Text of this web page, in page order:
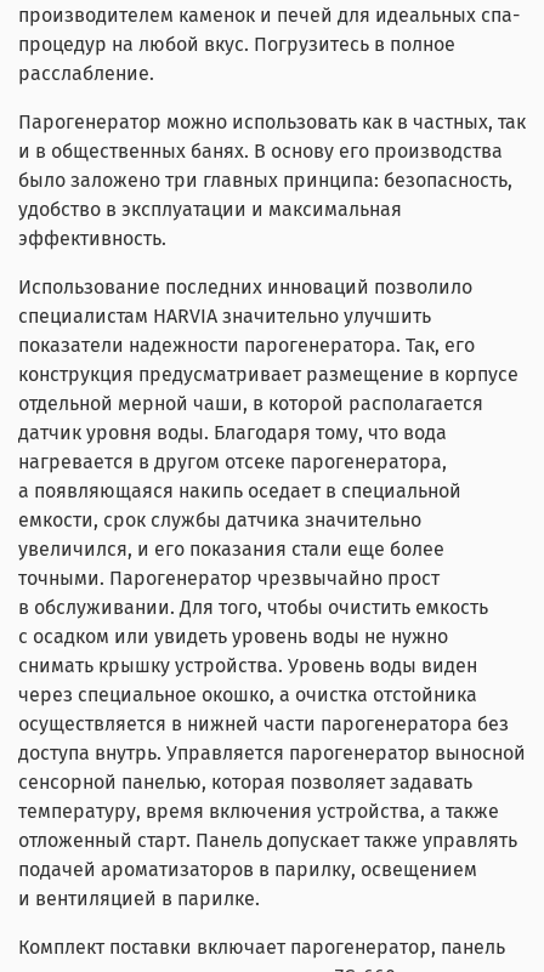
производителем каменок и печей для идеальных спа-
процедур на любой вкус. Погрузитесь в полное
расслабление.
Парогенератор можно использовать как в частных, так
и в общественных банях. В основу его производства
было заложено три главных принципа: безопасность,
удобство в эксплуатации и максимальная
эффективность.
Использование последних инноваций позволило
специалистам HARVIA значительно улучшить
показатели надежности парогенератора. Так, его
конструкция предусматривает размещение в корпусе
отдельной мерной чаши, в которой располагается
датчик уровня воды. Благодаря тому, что вода
нагревается в другом отсеке парогенератора,
а появляющаяся накипь оседает в специальной
емкости, срок службы датчика значительно
увеличился, и его показания стали еще более
точными. Парогенератор чрезвычайно прост
в обслуживании. Для того, чтобы очистить емкость
с осадком или увидеть уровень воды не нужно
снимать крышку устройства. Уровень воды виден
через специальное окошко, а очистка отстойника
осуществляется в нижней части парогенератора без
доступа внутрь. Управляется парогенератор выносной
сенсорной панелью, которая позволяет задавать
температуру, время включения устройства, а также
отложенный старт. Панель допускает также управлять
подачей ароматизаторов в парилку, освещением
и вентиляцией в парилке.
Комплект поставки включает парогенератор, панель